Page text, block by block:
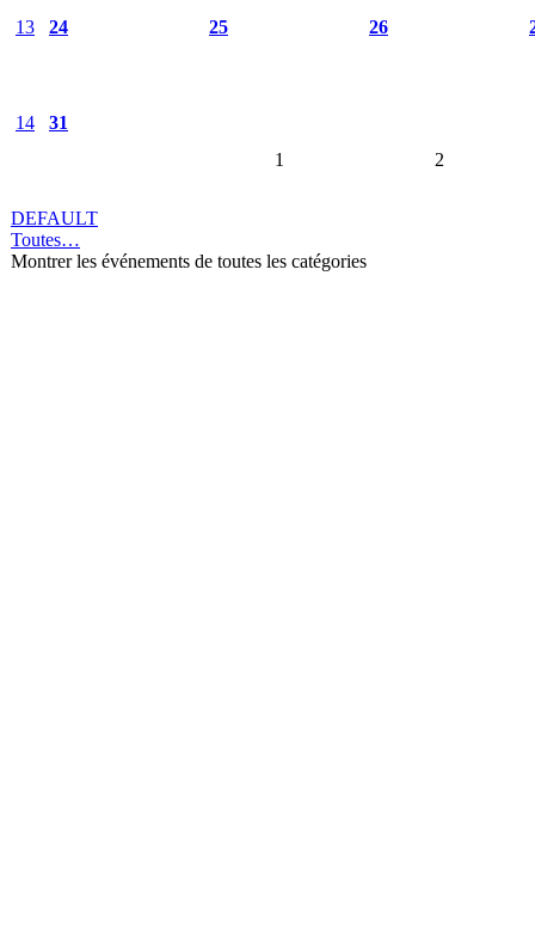
13 24 25 26
14
31
1
2
DEFAULT
Toutes…
Montrer les événements de toutes les catégories